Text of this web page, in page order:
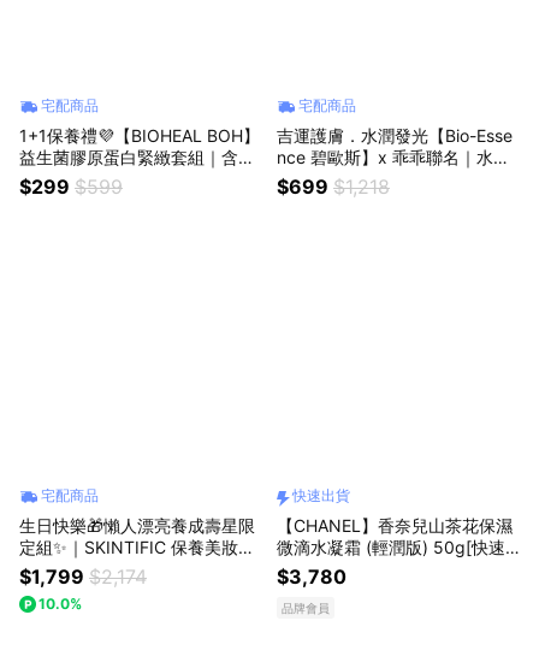
宅配商品
1+1保養禮💜【BIOHEAL BOH】
益生菌膠原蛋白緊緻套組｜含精
華13ml+面霜20ml
$299 $599
宅配商品
吉運護膚．水潤發光【Bio-Esse
nce 碧歐斯】x 乖乖聯名｜水感
舒緩微礦能量噴霧300ml+b5積
雪草原液5ml+B5粉色保濕防曬
$699 $1,218
宅配商品
生日快樂🎁懶人漂亮養成壽星限
定組✨｜SKINTIFIC 保養美妝護
膚全家餐(清爽保濕6件組) 藍氣
墊+保濕+防曬+唇部精華+定妝
噴霧+卸妝 00W
$1,799 $2,174
10.0%
快速出貨
【CHANEL】香奈兒山茶花保濕
微滴水凝霜 (輕潤版) 50g[快速
出貨]
$3,780
品牌會員